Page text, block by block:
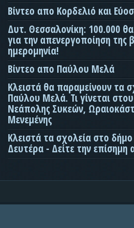
Βίντεο απο Κορδελιό και
Δυτ. Θεσσαλονίκη: 100.000
για την απενεργοποίηση της
ημερομηνία!
Βίντεο απο Παύλου Μελά
Κλειστά θα παραμείνουν τα
Παύλου Μελά. Τι γίνεται
Νεάπολης Συκεών,
Μενεμένης
Κλειστά τα σχολεία στο
Δευτέρα - Δείτε την επίσημη